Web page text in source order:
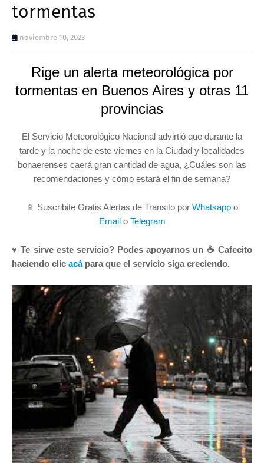
tormentas
noviembre 10, 2023
Rige un alerta meteorológica por
tormentas en Buenos Aires y otras 11
provincias
El Servicio Meteorológico Nacional advirtió que durante la
tarde y la noche de este viernes en la Ciudad y localidades
bonaerenses caerá gran cantidad de agua, ¿Cuáles son las
recomendaciones y cómo estará el fin de semana?
📱 Suscribite Gratis Alertas de Transito por Whatsapp o
Emailo Telegram
♥ Te sirve este servicio? Podes apoyarnos un ☕ Cafecito
haciendo clic acápara que el servicio siga creciendo.